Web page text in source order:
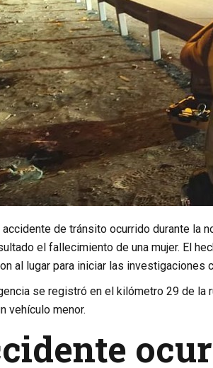
accidente de tránsito ocurrido durante la
el fallecimiento de una mujer. El
al lugar para iniciar las investigaciones
se registró en el kilómetro 29 de la
vehículo menor.